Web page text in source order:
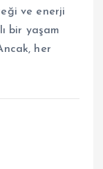
ve enerji
bir yaşam
her